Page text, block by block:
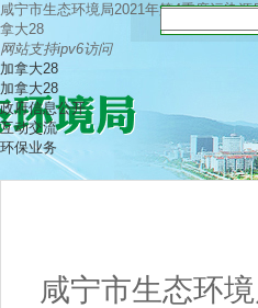
咸宁市生态环境局2021年第4季度污染
拿大28
网站支持ipv6访问
加拿大28
加拿大28
政府信息公开
互动交流
环保业务
咸宁市生态环